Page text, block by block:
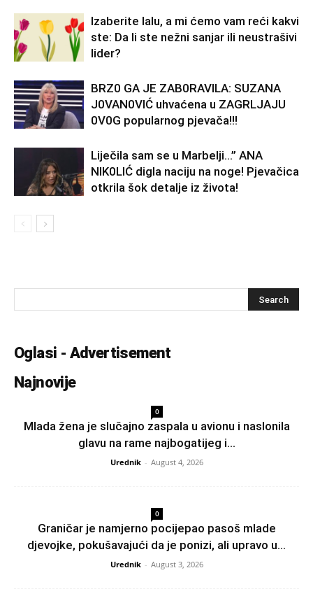
Izaberite lalu, a mi ćemo vam reći kakvi
ste: Da li ste nežni sanjar ili neustrašivi
lider?
BRZ0 GA JE ZAB0RAVlLA: SUZANA
J0VAN0VIĆ uhvaćena u ZAGRLJAJU
0V0G popularnog pjevača!!!
Liječila sam se u Marbelji…” ANA
NlK0LlĆ digla naciju na noge! Pjevačica
otkrila šok detalje iz života!
Oglasi - Advertisement
Najnovije
0
Mlada žena je slučajno zaspala u avionu i naslonila
glavu na rame najbogatijeg i...
Urednik - August 4, 2026
0
Graničar je namjerno pocijepao pasoš mlade
djevojke, pokušavajući da je ponizi, ali upravo u...
Urednik - August 3, 2026